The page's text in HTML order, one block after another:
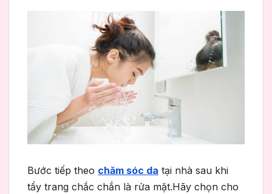
Bước tiếp theo chăm sóc da tại nhà sau khi
tẩy trang chắc chắn là rửa mặt.Hãy chọn cho